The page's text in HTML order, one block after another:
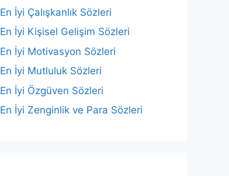
En İyi Çalışkanlık Sözleri
En İyi Kişisel Gelişim Sözleri
En İyi Motivasyon Sözleri
En İyi Mutluluk Sözleri
En İyi Özgüven Sözleri
En İyi Zenginlik ve Para Sözleri